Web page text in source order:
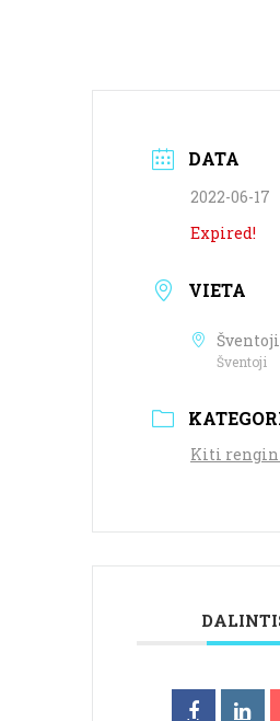
DATA
2022-06-17
Expired!
VIETA
Šventoji
Šventoji
Kiti